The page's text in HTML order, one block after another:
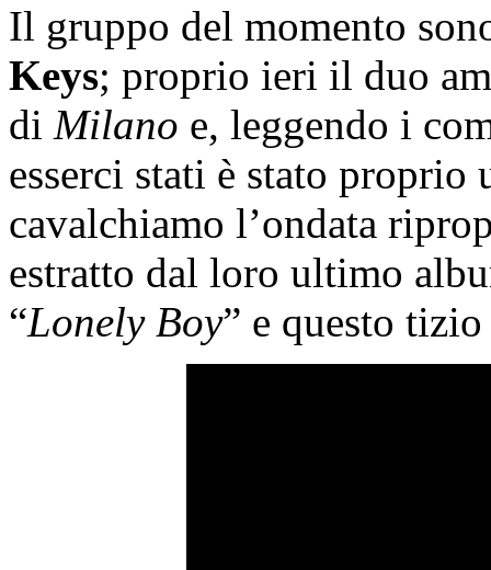
Il gruppo del momento
Keys; proprio ieri il duo
di Milano e, leggendo i
esserci stati è stato proprio
cavalchiamo l’ondata
estratto dal loro ultimo
“Lonely Boy” e questo